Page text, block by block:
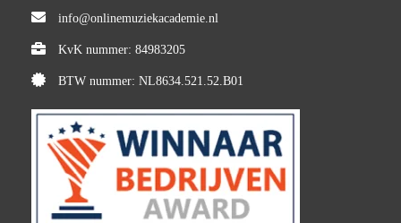
info@onlinemuziekacademie.nl
KvK nummer: 84983205
BTW nummer: NL8634.521.52.B01